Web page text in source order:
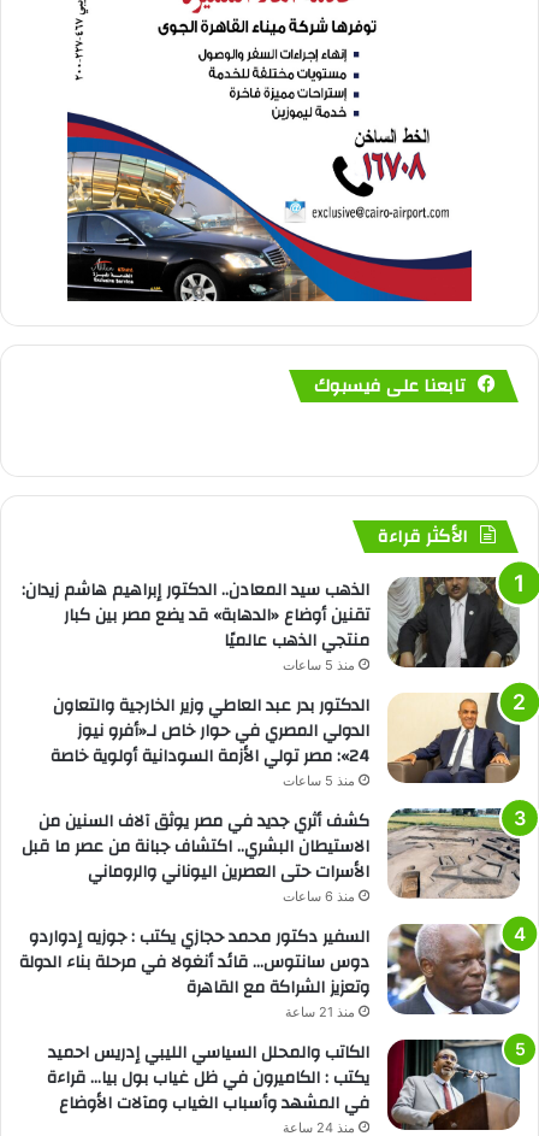
تابعنا على فيسبوك
الأكثر قراءة
الذهب سيد المعادن.. الدكتور إبراهيم هاشم زيدان:
تقنين أوضاع «الدهابة» قد يضع مصر بين كبار
منتجي الذهب عالميًا
منذ 5 ساعات
الدكتور بدر عبد العاطي وزير الخارجية والتعاون
الدولي المصري في حوار خاص لـ«أفرو نيوز
24»: مصر تولي الأزمة السودانية أولوية خاصة
منذ 5 ساعات
كشف أثري جديد في مصر يوثق آلاف السنين من
الاستيطان البشري.. اكتشاف جبانة من عصر ما قبل
الأسرات حتى العصرين اليوناني والروماني
منذ 6 ساعات
السفير دكتور محمد حجازي يكتب : جوزيه إدواردو
دوس سانتوس… قائد أنغولا في مرحلة بناء الدولة
وتعزيز الشراكة مع القاهرة
منذ 21 ساعة
الكاتب والمحلل السياسي الليبي إدريس احميد
يكتب : الكاميرون في ظل غياب بول بيا… قراءة
في المشهد وأسباب الغياب ومآلات الأوضاع
منذ 24 ساعة